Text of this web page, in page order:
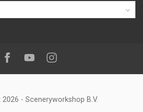
Volg ons op:Facebook
YoutubeInstagram
- Sceneryworkshop B.V.